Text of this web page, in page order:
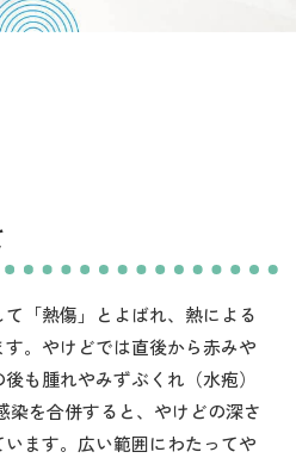
「熱傷」とよばれ、熱による
。やけどでは直後から赤みや
も腫れやみずぶくれ（水疱）
染を合併すると、やけどの深さ
ます。広い範囲にわたってや